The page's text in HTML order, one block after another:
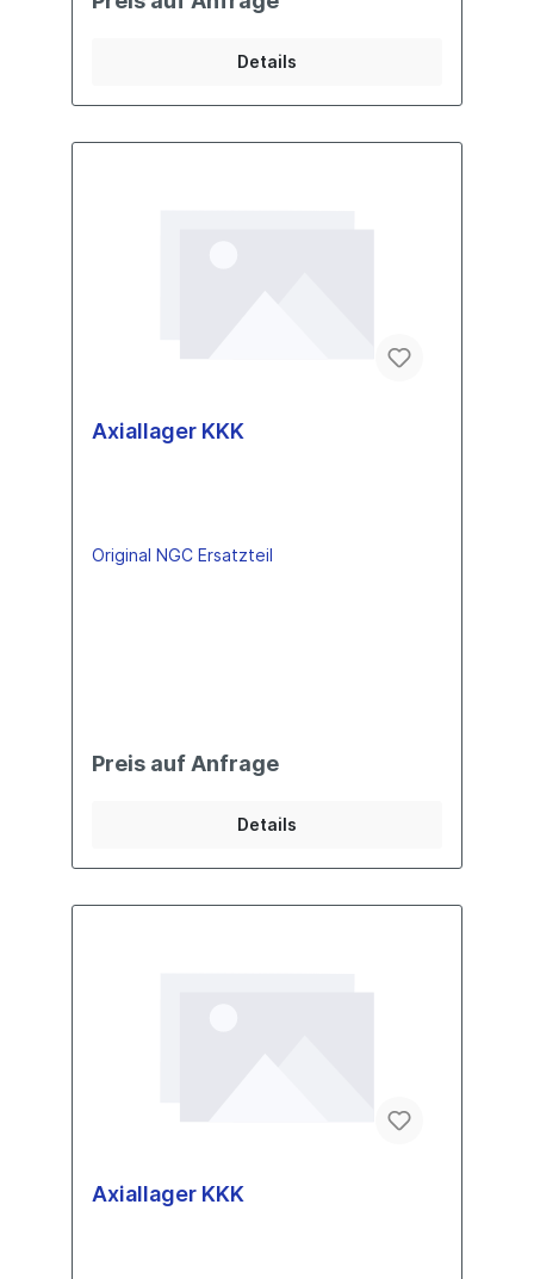
Details
Axiallager KKK
Original NGC Ersatzteil
Preis auf Anfrage
Details
Axiallager KKK